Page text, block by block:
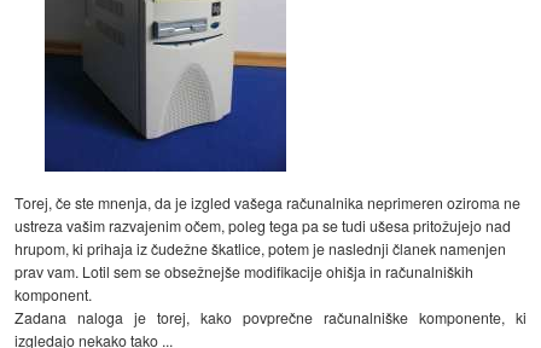
Torej, če ste mnenja, da je izgled vašega računalnika neprimeren oziroma ne
ustreza vašim razvajenim očem, poleg tega pa se tudi ušesa pritožujejo nad
hrupom, ki prihaja iz čudežne škatlice, potem je naslednji članek namenjen
prav vam. Lotil sem se obsežnejše modifikacije ohišja in računalniških
komponent.
Zadana naloga je torej, kako povprečne računalniške komponente, ki
izgledajo nekako tako ...